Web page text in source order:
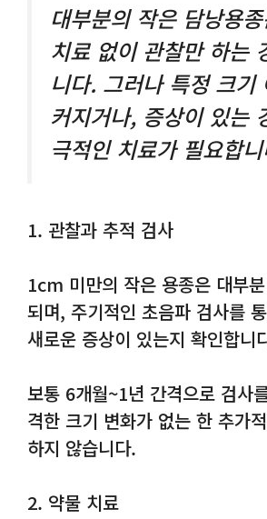
대부분의 작은 담낭용
치료 없이 관찰만 하는
니다. 그러나 특정 크기
커지거나, 증상이 있는
극적인 치료가 필요합
1. 관찰과 추적 검사
1cm 미만의 작은 용종은 대부
되며, 주기적인 초음파 검사를
새로운 증상이 있는지 확인합니
보통 6개월~1년 간격으로 검사
격한 크기 변화가 없는 한 추가
하지 않습니다.
2. 약물 치료